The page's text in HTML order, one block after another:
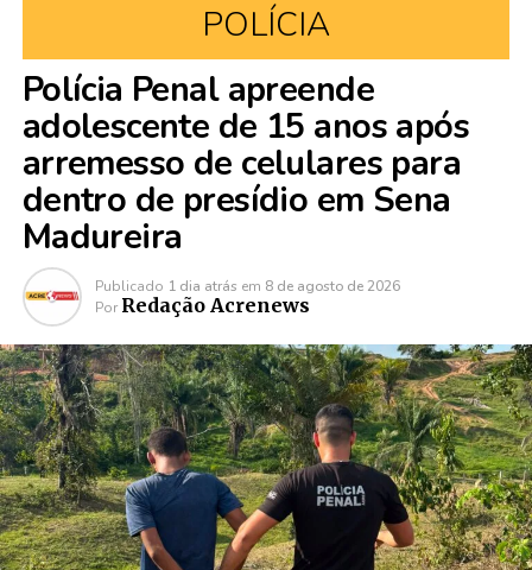
POLÍCIA
Polícia Penal apreende
adolescente de 15 anos após
arremesso de celulares para
dentro de presídio em Sena
Madureira
Publicado 1 dia atrás em 8 de agosto de 2026
Por Redação Acrenews